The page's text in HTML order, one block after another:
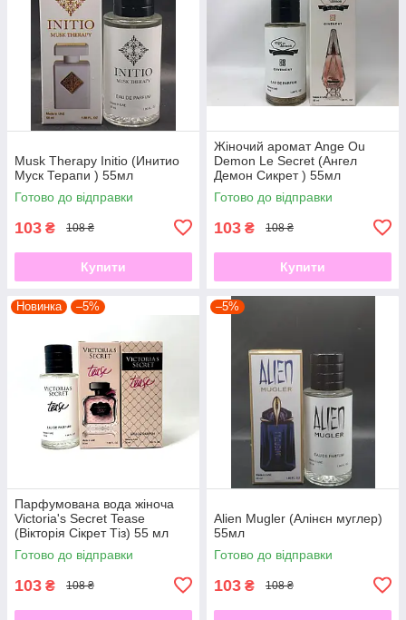
Musk Therapy Initio (Инитио
Муск Терапи ) 55мл
Готово до відправки
103 ₴ 108 ₴
Купити
Жіночий аромат Ange Ou
Demon Le Secret (Ангел
Демон Сикрет ) 55мл
Готово до відправки
103 ₴ 108 ₴
Купити
Новинка –5%
Парфумована вода жіноча
Victoria's Secret Tease
(Вікторія Сікрет Тіз) 55 мл
Готово до відправки
103 ₴ 108 ₴
–5%
Alien Mugler (Алінєн муглер)
55мл
Готово до відправки
103 ₴ 108 ₴